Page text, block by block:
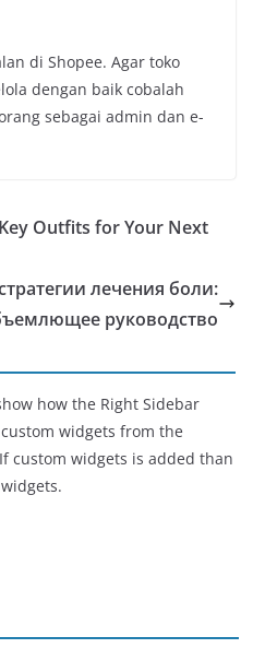
di Shopee. Agar toko
dengan baik cobalah
sebagai admin dan e-
Outfits for Your Next
лечения боли:
руководство
how the Right Sidebar
widgets from the
custom widgets is added than